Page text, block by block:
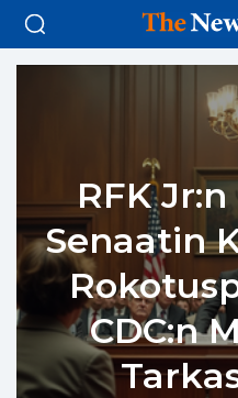
RFK
Senaatin
CDC:n